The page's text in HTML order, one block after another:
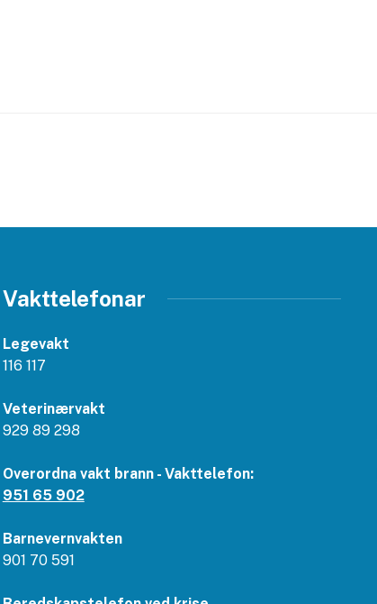
Vakttelefonar
Legevakt
116 117
Veterinærvakt
929 89 298
Overordna vakt brann - Vakttelefon:
951 65 902
Barnevernvakten
901 70 591